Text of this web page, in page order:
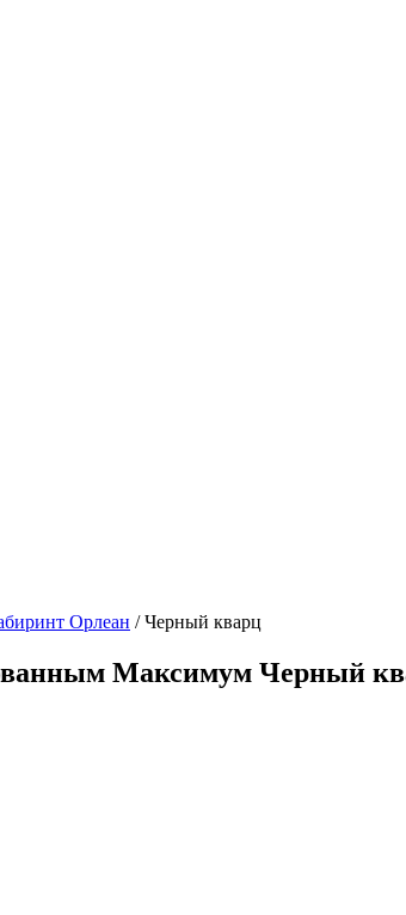
Орлеан / Черный кварц
Максимум Черный